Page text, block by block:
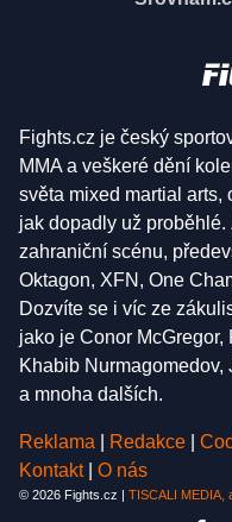
Fights.cz je český
MMA a veškeré dění
světa mixed martial arts,
jak dopadly už
zahraniční scénu,
Oktagon, XFN, One
Dozvíte se i víc ze
jako je Conor
Khabib
a mnoha dalších.
Reklama Redakce
Kontakt
O nás
© 2026 Fights.cz | TISCALI MEDIA,